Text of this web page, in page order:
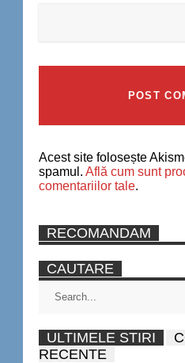
Acest site folosește
spamul. Află cum sunt
comentariilor tale.
RECOMANDAM
CAUTARE
ULTIMELE STIRI
RECENTE